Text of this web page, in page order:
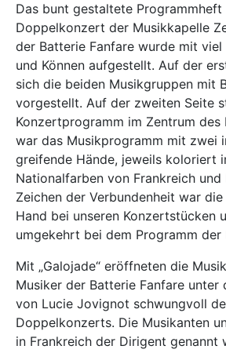
Das bunt gestaltete Programmheft
Doppelkonzert der Musikkapelle
der Batterie Fanfare wurde mit viel
und Können aufgestellt. Auf der
sich die beiden Musikgruppen mit
vorgestellt. Auf der zweiten Seite
Konzertprogramm im Zentrum des
war das Musikprogramm mit zwei
greifende Hände, jeweils koloriert
Nationalfarben von Frankreich und
Zeichen der Verbundenheit war die
Hand bei unseren Konzertstücken
umgekehrt bei dem Programm der
Mit „Galojade“ eröffneten die
Musiker der Batterie Fanfare unter
von Lucie Jovignot schwungvoll
Doppelkonzerts. Die Musikanten
in Frankreich der Dirigent genannt